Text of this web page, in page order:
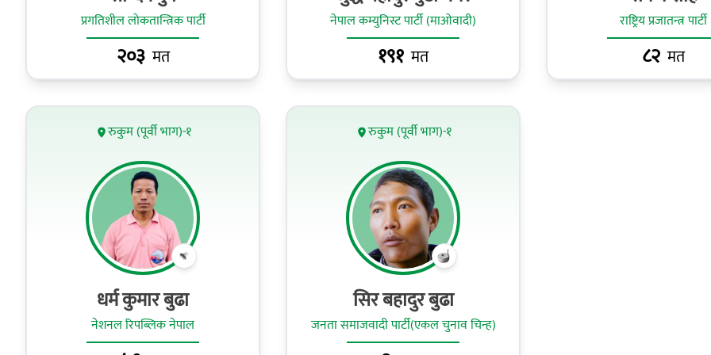
प्रगतिशील लोकतान्त्रिक पार्टी
२०३ मत
नेपाल कम्युनिस्ट पार्टी (माओवादी)
१९१ मत
राष्ट्रिय प्रजातन्त्र पार्टी
८२ मत
रुकुम (पूर्वी भाग)-१
धर्म कुमार बुढा
नेशनल रिपब्लिक नेपाल
रुकुम (पूर्वी भाग)-१
सिर बहादुर बुढा
जनता समाजवादी पार्टी(एकल चुनाव चिन्ह)